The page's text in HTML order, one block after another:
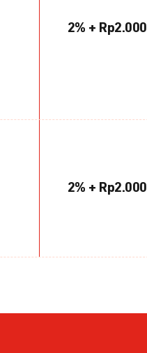
2% + Rp2.000
2% + Rp2.000